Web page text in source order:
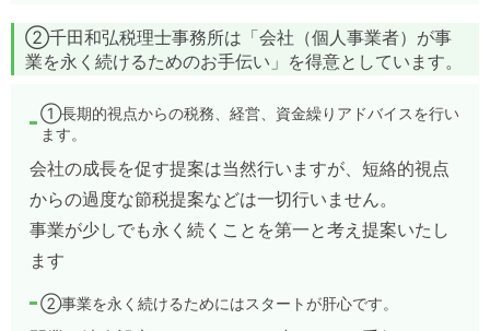
②千田和弘税理士事務所は「会社（個人事業者）が事
業を永く続けるためのお手伝い」を得意としています。
①長期的視点からの税務、経営、資金繰りアドバイスを行い
ます。
会社の成長を促す提案は当然行いますが、短絡的視点
からの過度な節税提案などは一切行いません。
事業が少しでも永く続くことを第一と考え提案いたし
ます
②事業を永く続けるためにはスタートが肝心です。